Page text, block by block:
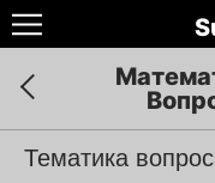
Тематика